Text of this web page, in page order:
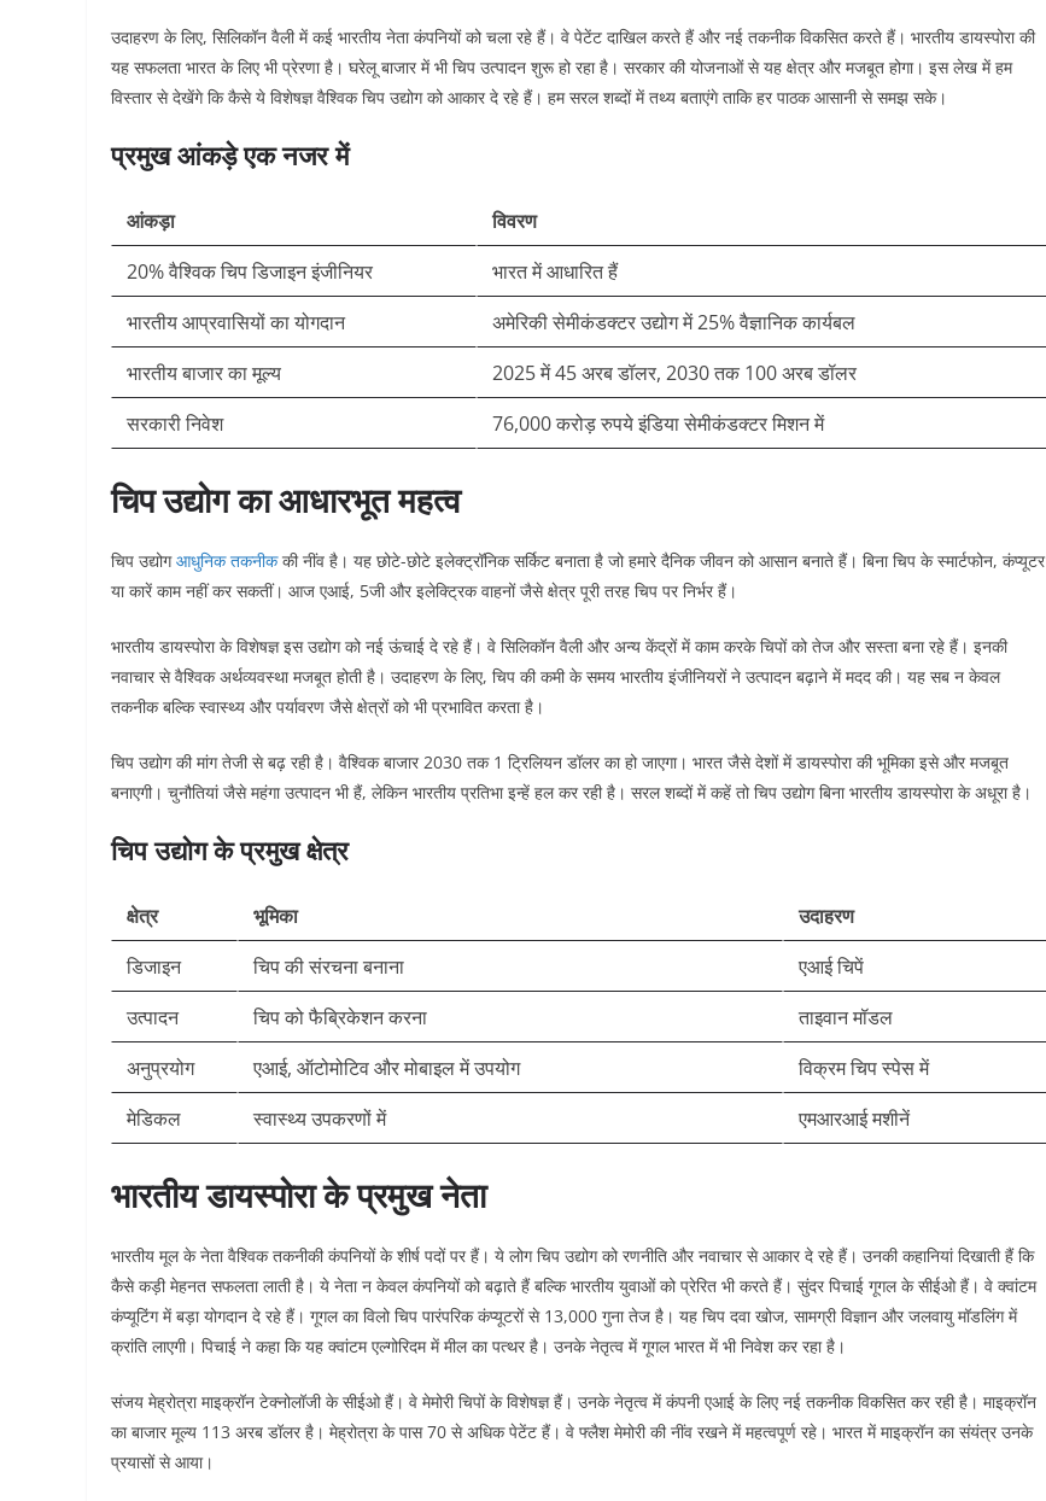
उदाहरण के लिए, सिलिकॉन वैली में कई भारतीय नेता कंपनियों को चला रहे हैं। वे पेटेंट दाखिल करते हैं और नई तकनीक विकसित करते हैं।​ भारतीय डायस्पोरा की
यह सफलता भारत के लिए भी प्रेरणा है। घरेलू बाजार में भी चिप उत्पादन शुरू हो रहा है। सरकार की योजनाओं से यह क्षेत्र और मजबूत होगा। इस लेख में हम
विस्तार से देखेंगे कि कैसे ये विशेषज्ञ वैश्विक चिप उद्योग को आकार दे रहे हैं। हम सरल शब्दों में तथ्य बताएंगे ताकि हर पाठक आसानी से समझ सके।​
प्रमुख आंकड़े एक नजर में
आंकड़ा
विवरण
20% वैश्विक चिप डिजाइन इंजीनियर
भारत में आधारित हैं ​
भारतीय आप्रवासियों का योगदान
अमेरिकी सेमीकंडक्टर उद्योग में 25% वैज्ञानिक कार्यबल ​
भारतीय बाजार का मूल्य
2025 में 45 अरब डॉलर, 2030 तक 100 अरब डॉलर ​
सरकारी निवेश
76,000 करोड़ रुपये इंडिया सेमीकंडक्टर मिशन में ​
चिप उद्योग का आधारभूत महत्व
चिप उद्योगआधुनिक तकनीककी नींव है। यह छोटे-छोटे इलेक्ट्रॉनिक सर्किट बनाता है जो हमारे दैनिक जीवन को आसान बनाते हैं। बिना चिप के स्मार्टफोन, कंप्यूटर
या कारें काम नहीं कर सकतीं। आज एआई, 5जी और इलेक्ट्रिक वाहनों जैसे क्षेत्र पूरी तरह चिप पर निर्भर हैं।
भारतीय डायस्पोरा के विशेषज्ञ इस उद्योग को नई ऊंचाई दे रहे हैं। वे सिलिकॉन वैली और अन्य केंद्रों में काम करके चिपों को तेज और सस्ता बना रहे हैं। इनकी
नवाचार से वैश्विक अर्थव्यवस्था मजबूत होती है। उदाहरण के लिए, चिप की कमी के समय भारतीय इंजीनियरों ने उत्पादन बढ़ाने में मदद की। यह सब न केवल
तकनीक बल्कि स्वास्थ्य और पर्यावरण जैसे क्षेत्रों को भी प्रभावित करता है।​
चिप उद्योग की मांग तेजी से बढ़ रही है। वैश्विक बाजार 2030 तक 1 ट्रिलियन डॉलर का हो जाएगा। भारत जैसे देशों में डायस्पोरा की भूमिका इसे और मजबूत
बनाएगी। चुनौतियां जैसे महंगा उत्पादन भी हैं, लेकिन भारतीय प्रतिभा इन्हें हल कर रही है। सरल शब्दों में कहें तो चिप उद्योग बिना भारतीय डायस्पोरा के अधूरा है।​
चिप उद्योग के प्रमुख क्षेत्र
क्षेत्र भूमिका
उदाहरण
डिजाइन
चिप की संरचना बनाना
एआई चिपें ​
उत्पादन
चिप को फैब्रिकेशन करना
ताइवान मॉडल ​
अनुप्रयोग
एआई, ऑटोमोटिव और मोबाइल में उपयोग
विक्रम चिप स्पेस में ​
मेडिकल
स्वास्थ्य उपकरणों में एमआरआई मशीनें ​
भारतीय डायस्पोरा के प्रमुख नेता
भारतीय मूल के नेता वैश्विक तकनीकी कंपनियों के शीर्ष पदों पर हैं। ये लोग चिप उद्योग को रणनीति और नवाचार से आकार दे रहे हैं। उनकी कहानियां दिखाती हैं कि
कैसे कड़ी मेहनत सफलता लाती है। ये नेता न केवल कंपनियों को बढ़ाते हैं बल्कि भारतीय युवाओं को प्रेरित भी करते हैं। सुंदर पिचाई गूगल के सीईओ हैं। वे क्वांटम
कंप्यूटिंग में बड़ा योगदान दे रहे हैं। गूगल का विलो चिप पारंपरिक कंप्यूटरों से 13,000 गुना तेज है। यह चिप दवा खोज, सामग्री विज्ञान और जलवायु मॉडलिंग में
क्रांति लाएगी। पिचाई ने कहा कि यह क्वांटम एल्गोरिदम में मील का पत्थर है। उनके नेतृत्व में गूगल भारत में भी निवेश कर रहा है।​
संजय मेह्रोत्रा माइक्रॉन टेक्नोलॉजी के सीईओ हैं। वे मेमोरी चिपों के विशेषज्ञ हैं। उनके नेतृत्व में कंपनी एआई के लिए नई तकनीक विकसित कर रही है। माइक्रॉन
का बाजार मूल्य 113 अरब डॉलर है। मेह्रोत्रा के पास 70 से अधिक पेटेंट हैं। वे फ्लैश मेमोरी की नींव रखने में महत्वपूर्ण रहे। भारत में माइक्रॉन का संयंत्र उनके
प्रयासों से आया।​